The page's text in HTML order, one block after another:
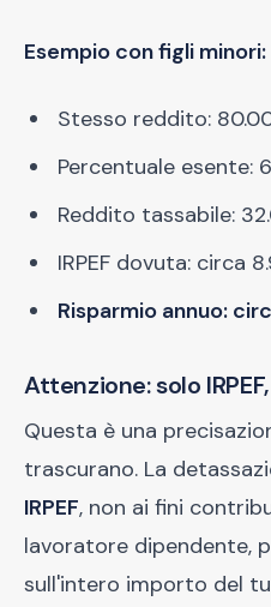
Esempio con figli minori:
Stesso reddito:
Percentuale esente:
Reddito tassabile:
IRPEF dovuta: circa
Risparmio annuo:
Attenzione: solo
Questa è una
trascurano. La
IRPEF, non ai fini
lavoratore dipendente,
sull'intero importo del